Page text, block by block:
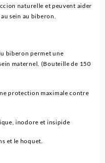
naturelle et peuvent aider
sein au biberon.
biberon permet une
maternel. (Bouteille de 150
protection maximale contre
inodore et insipide
et le hoquet.